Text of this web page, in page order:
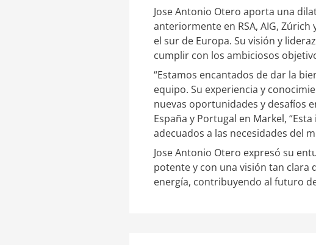
Jose Antonio Otero aporta una
anteriormente en RSA, AIG,
el sur de Europa. Su visión y
cumplir con los ambiciosos
“Estamos encantados de dar la
equipo. Su experiencia y
nuevas oportunidades y desafíos
España y Portugal en Markel,
adecuados a las necesidades del
Jose Antonio Otero expresó su
potente y con una visión tan clara
energía, contribuyendo al futuro